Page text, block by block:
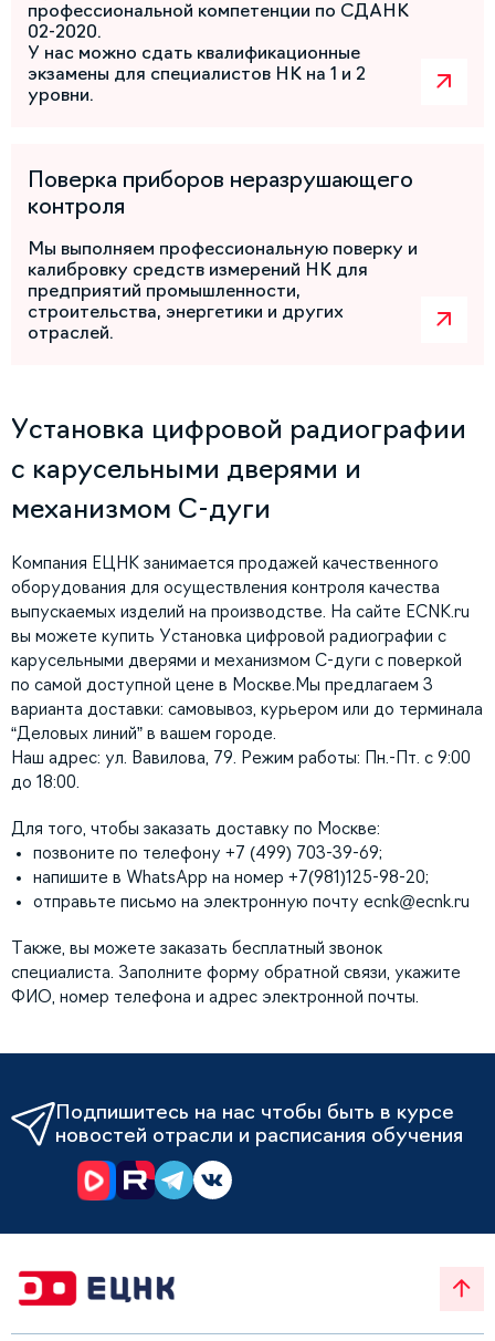
профессиональной компетенции по СДАНК
02-2020.
У нас можно сдать квалификационные
экзамены для специалистов НК на 1 и 2
уровни.
Поверка приборов неразрушающего
контроля
Мы выполняем профессиональную поверку и
калибровку средств измерений НК для
предприятий промышленности,
строительства, энергетики и других
отраслей.
Установка цифровой радиографии
с карусельными дверями и
механизмом С-дуги
Компания ЕЦНК занимается продажей качественного
оборудования для осуществления контроля качества
выпускаемых изделий на производстве. На сайте ECNK.ru
вы можете купить Установка цифровой радиографии с
карусельными дверями и механизмом С-дуги с поверкой
по самой доступной цене в Москве.Мы предлагаем 3
варианта доставки: самовывоз, курьером или до терминала
“Деловых линий” в вашем городе.
Наш адрес: ул. Вавилова, 79. Режим работы: Пн.-Пт. с 9:00
до 18:00.
Для того, чтобы заказать доставку по Москве:
позвоните по телефону +7 (499) 703-39-69;
напишите в WhatsApp на номер +7(981)125-98-20;
отправьте письмо на электронную почту ecnk@ecnk.ru
Также, вы можете заказать бесплатный звонок
специалиста. Заполните форму обратной связи, укажите
ФИО, номер телефона и адрес электронной почты.
Подпишитесь на нас чтобы быть в курсе
новостей отрасли и расписания обучения